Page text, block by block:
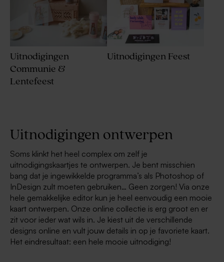
Uitnodigingen
Communie &
Lentefeest
Uitnodigingen Feest
Uitnodigingen ontwerpen
Soms klinkt het heel complex om zelf je
uitnodigingskaartjes te ontwerpen. Je bent misschien
bang dat je ingewikkelde programma’s als Photoshop of
InDesign zult moeten gebruiken… Geen zorgen! Via onze
hele gemakkelijke editor kun je heel eenvoudig een mooie
kaart ontwerpen. Onze online collectie is erg groot en er
zit voor ieder wat wils in. Je kiest uit de verschillende
designs online en vult jouw details in op je favoriete kaart.
Het eindresultaat: een hele mooie uitnodiging!